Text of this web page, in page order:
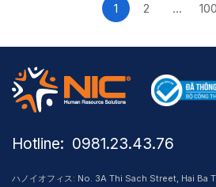
1 2 … 100
Hotline: ​ 0981.23.43.76
ハノイオフィス: No. 3A Thi Sach Street, Hai Ba